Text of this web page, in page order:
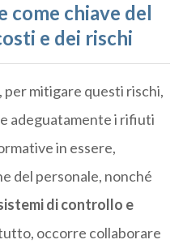
come chiave del
e dei rischi
mitigare questi rischi,
adeguatamente i rifiuti
in essere,
del personale, nonché
di controllo e
occorre collaborare